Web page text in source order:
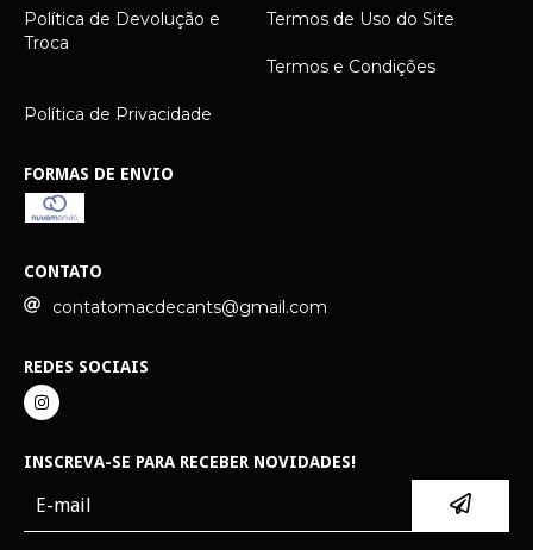
Política de Devolução e
Troca
Termos de Uso do Site
Termos e Condições
Política de Privacidade
FORMAS DE ENVIO
CONTATO
contatomacdecants@gmail.com
REDES SOCIAIS
INSCREVA-SE PARA RECEBER NOVIDADES!